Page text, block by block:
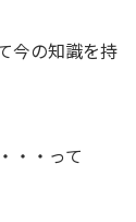
今の知識を持
・・って